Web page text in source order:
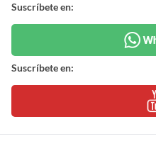
Suscríbete en:
Suscríbete en: